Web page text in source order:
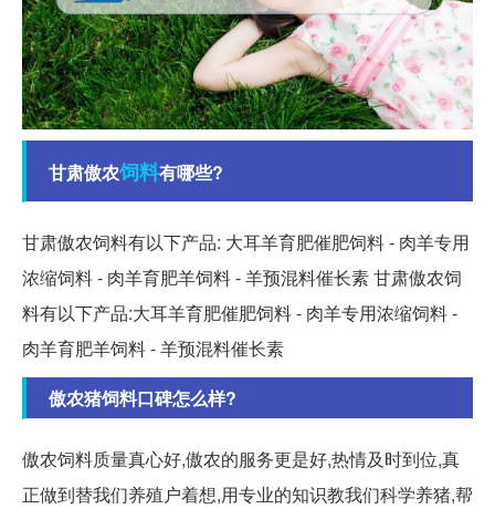
甘肃傲农饲料有哪些?
甘肃傲农饲料有以下产品: 大耳羊育肥催肥饲料 - 肉羊专用
浓缩饲料 - 肉羊育肥羊饲料 - 羊预混料催长素 甘肃傲农饲
料有以下产品:大耳羊育肥催肥饲料 - 肉羊专用浓缩饲料 -
肉羊育肥羊饲料 - 羊预混料催长素
傲农猪饲料口碑怎么样?
傲农饲料质量真心好,傲农的服务更是好,热情及时到位,真
正做到替我们养殖户着想,用专业的知识教我们科学养猪,帮